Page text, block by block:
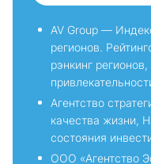
AV Group —
регионов.
рэнкинг
Агентство
качества жизни,
состояния
ООО «Агентство